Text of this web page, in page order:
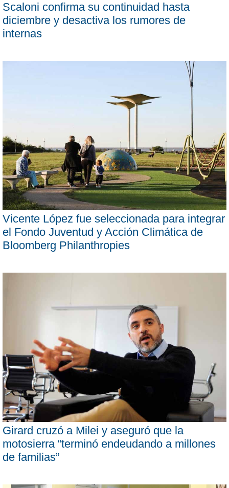
Scaloni confirma su continuidad hasta
diciembre y desactiva los rumores de
internas
Vicente López fue seleccionada para integrar
el Fondo Juventud y Acción Climática de
Bloomberg Philanthropies
Girard cruzó a Milei y aseguró que la
motosierra “terminó endeudando a millones
de familias”